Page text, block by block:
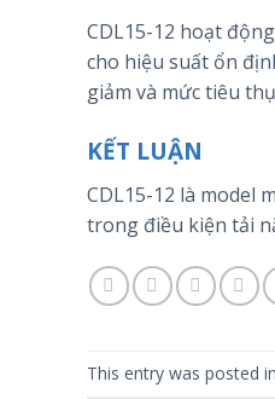
CDL15-12 hoạt
cho hiệu suất ổn
giảm và mức tiêu
KẾT LUẬN
CDL15-12 là model
trong điều kiện tải
This entry was posted in